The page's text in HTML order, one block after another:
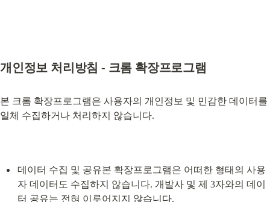
개인정보 처리방침 - 크롬 확장프로그램
본 크롬 확장프로그램은 사용자의 개인정보 및 민감한 데이터를
일체 수집하거나 처리하지 않습니다.
데이터 수집 및 공유본 확장프로그램은 어떠한 형태의 사용
자 데이터도 수집하지 않습니다. 개발사 및 제 3자와의 데이
터 공유는 전혀 이루어지지 않습니다.